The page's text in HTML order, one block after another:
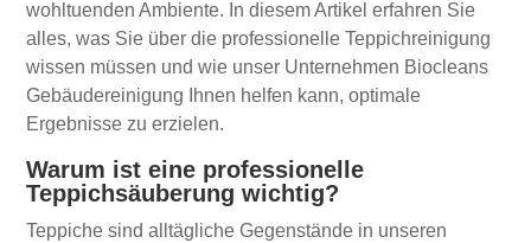
wohltuenden Ambiente. In diesem Artikel erfahren Sie
alles, was Sie über die professionelle Teppichreinigung
wissen müssen und wie unser Unternehmen Biocleans
Gebäudereinigung Ihnen helfen kann, optimale
Ergebnisse zu erzielen.
Warum ist eine professionelle
Teppichsäuberung wichtig?
Teppiche sind alltägliche Gegenstände in unseren